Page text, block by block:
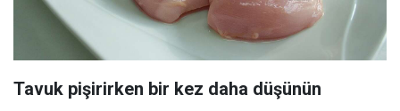
Tavuk pişirirken bir kez daha düşünün